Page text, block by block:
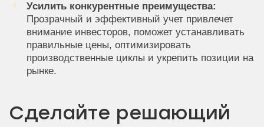
Усилить конкурентные преимущества:
Прозрачный и эффективный учет привлечет
внимание инвесторов, поможет устанавливать
правильные цены, оптимизировать
производственные циклы и укрепить позиции на
рынке.
Сделайте решающий